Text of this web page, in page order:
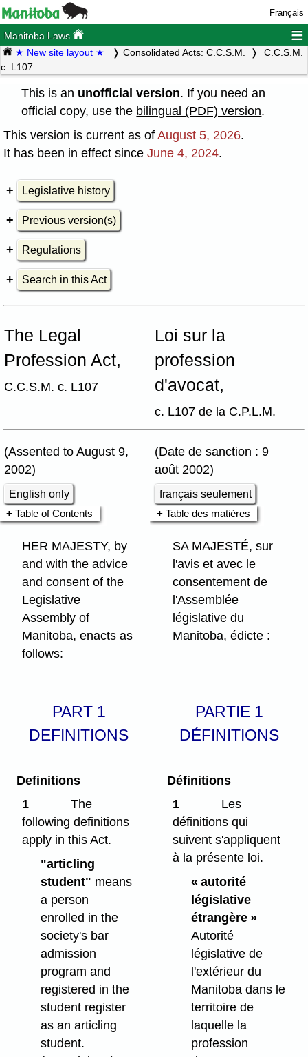
Français
Manitoba Laws ≡
★ New site layout ★ Consolidated Acts: C.C.S.M.
C.C.S.M.
c. L107
This is an unofficial version. If you need an
official copy, use the bilingual (PDF) version.
This version is current as of August 5, 2026.
It has been in effect since June 4, 2024.
Legislative history
Previous version(s)
Regulations
Search in this Act
The Legal
Profession Act,
C.C.S.M. c. L107
Loi sur la
profession
d'avocat,
c. L107 de la C.P.L.M.
(Assented to August 9,
2002)
(Date de sanction : 9
août 2002)
English only
français seulement
Table of Contents
Table des matières
HER MAJESTY, by
and with the advice
and consent of the
Legislative
Assembly of
Manitoba, enacts as
follows:
SA MAJESTÉ, sur
l'avis et avec le
consentement de
l'Assemblée
législative du
Manitoba, édicte :
PART 1
DEFINITIONS
PARTIE 1
DÉFINITIONS
Definitions
1
The
following definitions
apply in this Act.
"articling
student" means
a person
enrolled in the
society's bar
admission
program and
registered in the
student register
as an articling
student.
Définitions
1
Les
définitions qui
suivent s'appliquent
à la présente loi.
« autorité
législative
étrangère »
Autorité
législative de
l'extérieur du
Manitoba dans le
territoire de
laquelle la
profession